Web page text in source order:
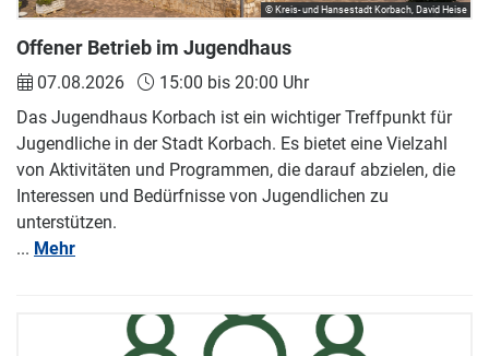
Offener Betrieb im Jugendhaus
07.08.2026
15:00 bis 20:00 Uhr
Das Jugendhaus Korbach ist ein wichtiger Treffpunkt für
Jugendliche in der Stadt Korbach. Es bietet eine Vielzahl
von Aktivitäten und Programmen, die darauf abzielen, die
Interessen und Bedürfnisse von Jugendlichen zu
unterstützen.
... Mehr
© Kreis- und Hansestadt Korbach, David Heise